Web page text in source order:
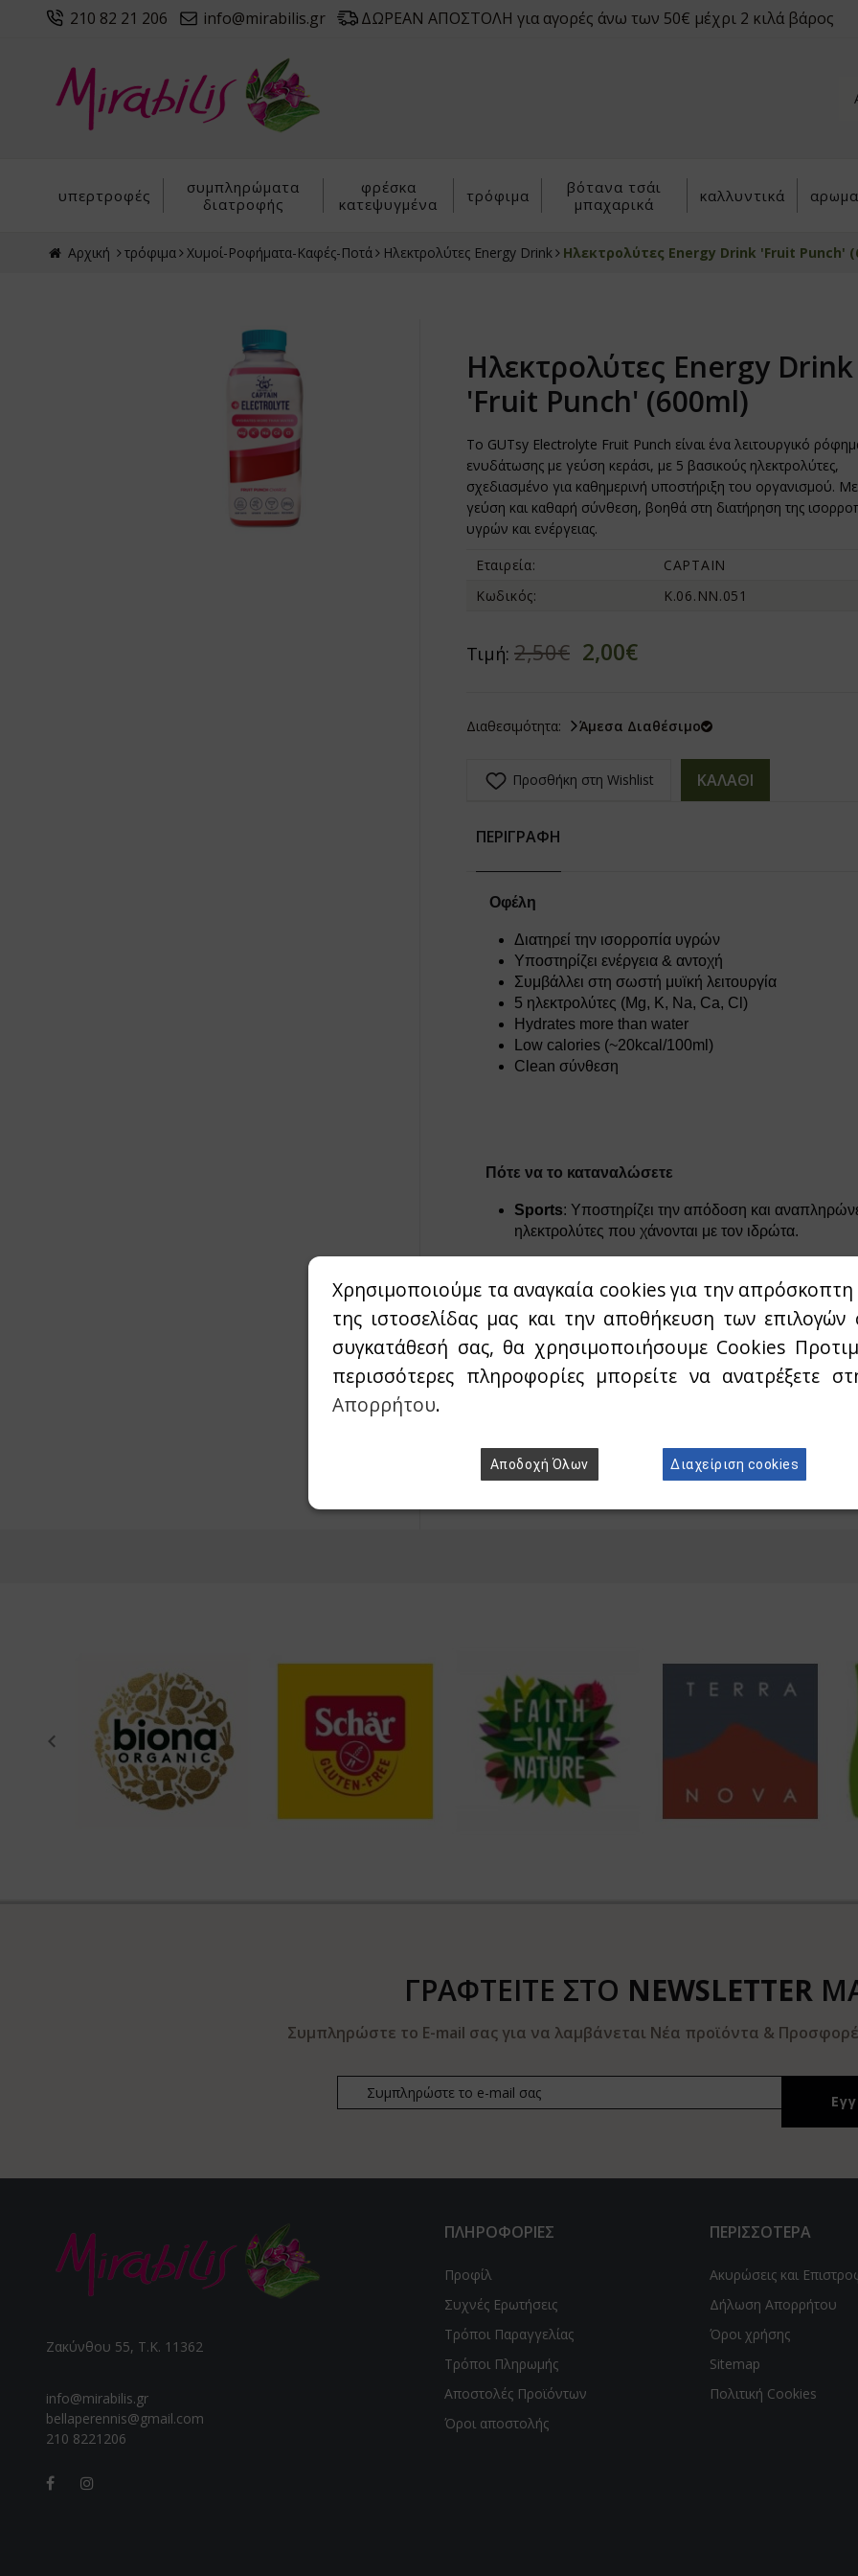
210 82 21 206 info@mirabilis.gr ΔΩΡΕΑΝ ΑΠΟΣΤΟΛΗ για αγορές άνω των 50€ μέχρι 2 κιλά βάρος
υπερτροφές
συμπληρώματα
διατροφής
φρέσκα
κατεψυγμένα
τρόφιμα
βότανα τσάι
μπαχαρικά
καλλυντικά
Αρχική τρόφιμα Χυμοί-Ροφήματα-Καφές-Ποτά Ηλεκτρολύτες Energy Drink Ηλεκτρολύτες Energy Drink 'Fruit Punch'
Ηλεκτρολύτες Energy Drink
'Fruit Punch' (600ml)
Το GUTsy Electrolyte Fruit Punch είναι ένα λειτουργικό
ενυδάτωσης με γεύση κεράσι, με 5 βασικούς ηλεκτρολύτες,
σχεδιασμένο για καθημερινή υποστήριξη του οργανισμού.
γεύση και καθαρή σύνθεση, βοηθά στη διατήρηση της
υγρών και ενέργειας.
Εταιρεία:
CAPTAIN
Κωδικός:
Κ.06.ΝΝ.051
Τιμή:2,50€ 2,00€
Διαθεσιμότητα: Άμεσα Διαθέσιμο
Προσθήκη στη Wishlist ΚΑΛΑΘΙ
ΠΕΡΙΓΡΑΦΗ
Οφέλη
Διατηρεί την ισορροπία υγρών
Υποστηρίζει ενέργεια & αντοχή
Συμβάλλει στη σωστή μυϊκή λειτουργία
5 ηλεκτρολύτες (Mg, K, Na, Ca, Cl)
Hydrates more than water
Low calories (~20kcal/100ml)
Clean σύνθεση
Πότε να το καταναλώσετε
Sports: Υποστηρίζει την απόδοση και
ηλεκτρολύτες που χάνονται με τον ιδρώτα.
θερμοκρασίες και έντονη εφίδρωση.
After Party: Συμβάλλει στην επαναφορά υγρών
από αφυδάτωση.
Recovery : Βοηθά στην ταχύτερη αποκατάσταση
ΓΡΑΦΤΕΙΤΕ ΣΤΟ NEWSLETTER
Συμπληρώστε το E-mail σας για να λαμβάνεται Νέα προϊόντα &
Ζακύνθου 55, Τ.Κ. 11362
info@mirabilis.gr
bellaperennis@gmail.com
210 8221206
ΠΛΗΡΟΦΟΡΙΕΣ
Προφίλ
Συχνές Ερωτήσεις
Τρόποι Παραγγελίας
Τρόποι Πληρωμής
Αποστολές Προϊόντων
Όροι αποστολής
ΠΕΡΙΣΣΟΤΕΡΑ
Ακυρώσεις και
Δήλωση Απορρήτου
Όροι χρήσης
Sitemap
Πολιτική Cookies
Χρησιμοποιούμε τα αναγκαία cookies για την απρόσκοπτη
της ιστοσελίδας μας και την αποθήκευση των
συγκατάθεσή σας, θα χρησιμοποιήσουμε Cookies
περισσότερες πληροφορίες μπορείτε να ανατρέξετε
Απορρήτου.
Αποδοχή Όλων Διαχείριση cookies